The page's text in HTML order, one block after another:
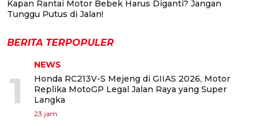
Kapan Rantai Motor Bebek Harus Diganti? Jangan
Tunggu Putus di Jalan!
BERITA TERPOPULER
1
NEWS
Honda RC213V-S Mejeng di GIIAS 2026, Motor
Replika MotoGP Legal Jalan Raya yang Super
Langka
23 jam